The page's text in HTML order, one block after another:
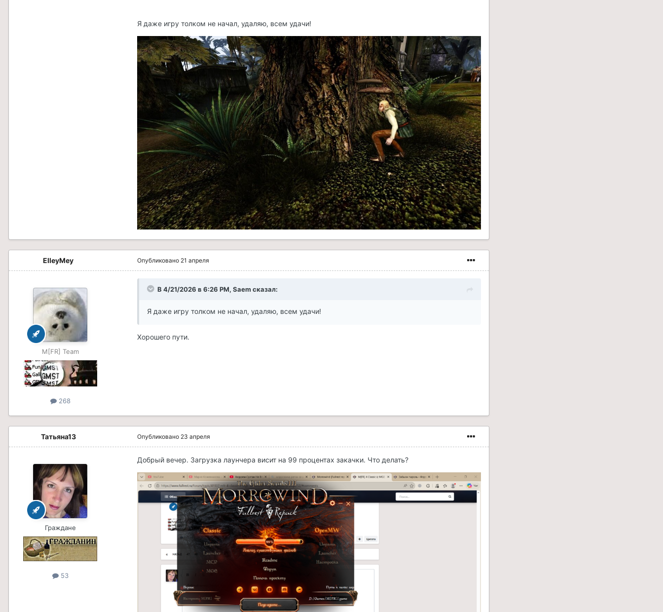
Я даже игру толком не начал, удаляю, всем удачи!
ElleyMey
M[FR] Team
268
Опубликовано 21 апреля
В 4/21/2026 в 6:26 PM, Saem сказал:
Я даже игру толком не начал, удаляю, всем удачи!
Хорошего пути.
Татьяна13
Граждане
53
Опубликовано 23 апреля
Добрый вечер. Загрузка лаунчера висит на 99 процентах закачки. Что делать?